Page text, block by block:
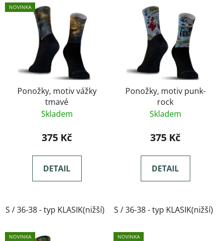
NOVINKA
Ponožky, motiv vážky
tmavé
Skladem
375 Kč
DETAIL
S / 36-38 - typ KLASIK(nižší) M / 39-41- typ KLASIK(nižší)
Ponožky, motiv punk-
rock
Skladem
375 Kč
DETAIL
S / 36-38 - typ KLASIK(nižší)
NOVINKA NOVINKA